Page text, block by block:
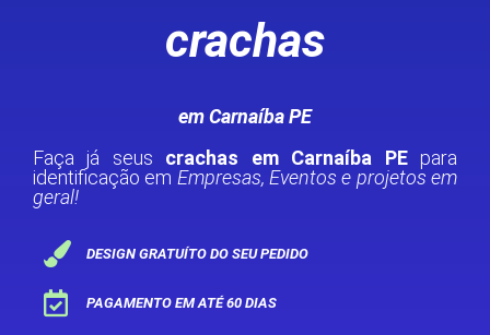
crachas
em Carnaíba PE
Faça já seus crachas em Carnaíba PEpara
identificação em Empresas, Eventos e projetos em
geral!
DESIGN GRATUÍTO DO SEU PEDIDO
PAGAMENTO EM ATÉ 60 DIAS